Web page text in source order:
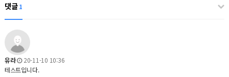
댓글1
유라
20-11-10 10:36
테스트입니다.